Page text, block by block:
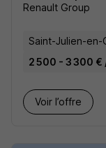
Renault Group
Saint-Julien-
2 500 - 3 300 €
Voir l’offre